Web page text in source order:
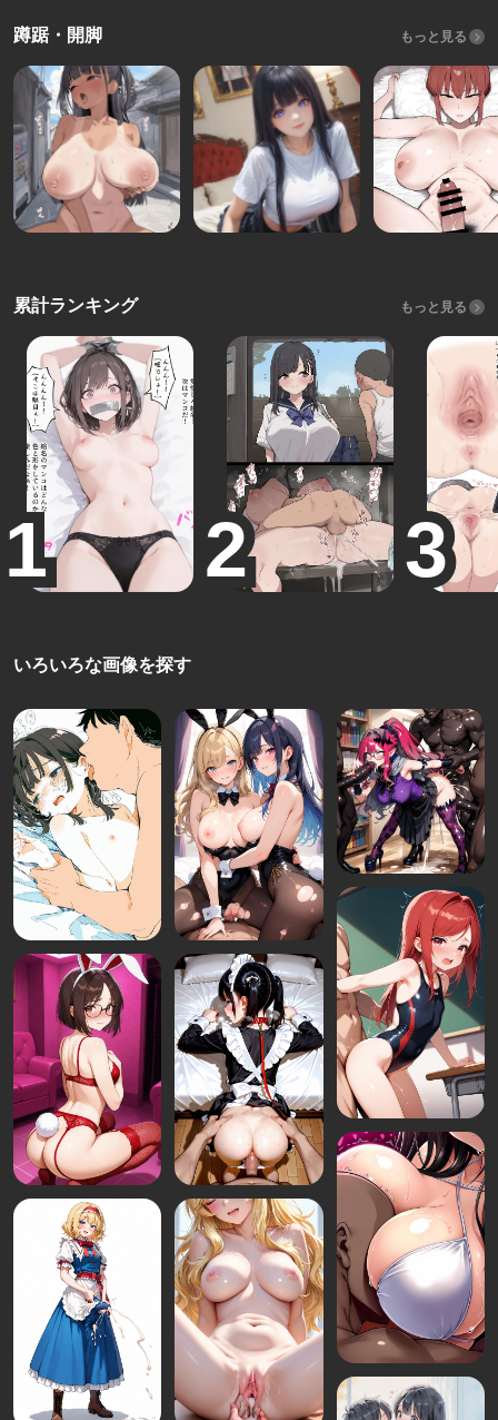
蹲踞・開脚 もっと見る
累計ランキング もっと見る
いろいろな画像を探す